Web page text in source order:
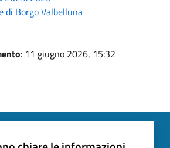
di Borgo Valbelluna
: 11 giugno 2026, 15:32